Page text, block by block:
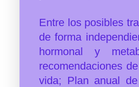
Entre los posibles
de forma
hormonal y
recomendaciones
vida; Plan anual